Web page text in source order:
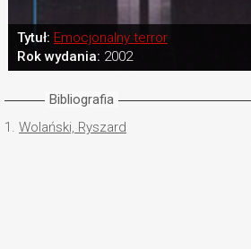
Tytuł: Emocjonalny terror
Rok wydania: 2002
Bibliografia
1. Wolański, Ryszard